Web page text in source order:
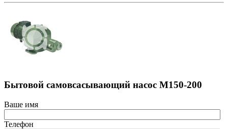
Бытовой самовсасывающий насос M150-200
Ваше имя
Телефон